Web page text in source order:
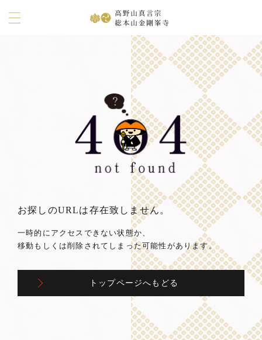
お探しのURLは存在致しません。
一時的にアクセスできない状態か、
移動もしくは削除されてしまった可能性があります。
トップページへもどる